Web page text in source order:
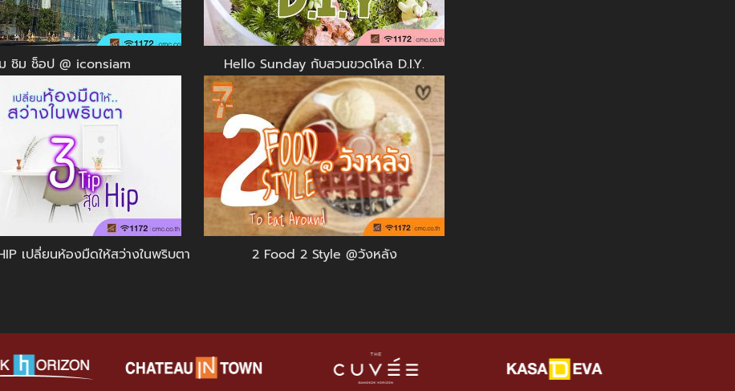
ชิม ช็อป @ iconsiam Hello Sunday กับสวนขวดโหล D.I.Y.
เปลี่ยนห้องมืดให้สว่างในพริบตา 2 Food 2 Style @วังหลัง